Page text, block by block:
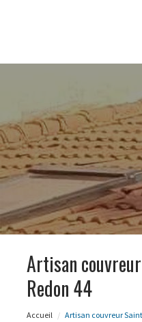
Artisan
Redon 44
Accueil Artisan couvreur